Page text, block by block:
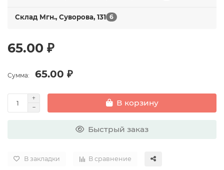
Склад Мгн., Суворова, 131 6
65.00 ₽
Сумма: 65.00 ₽
В корзину
Быстрый заказ
В закладки В сравнение